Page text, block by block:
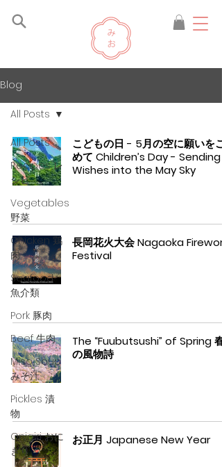
Blog
All Posts
Recipes レ
シピ
Vegetables
野菜
Chicken 鶏
肉
Seafood
魚介類
Pork 豚肉
Beef 牛肉
Miso Soup
みそ汁
Pickles 漬
物
Onigiri おに
ぎり
All Posts
こどもの日 - 5月の空に願いをこ
めて Children’s Day - Sending
Wishes into the May Sky
長岡花火大会 Nagaoka
Festival
The “Fuubutsushi” of Spring 春
の風物詩
お正月 Japanese New Year